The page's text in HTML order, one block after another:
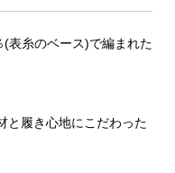
表糸のベース)で編まれた
と履き心地にこだわった